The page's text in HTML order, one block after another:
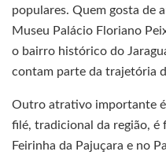
populares. Quem gosta de
Museu Palácio Floriano
o bairro histórico do
contam parte da trajetória
Outro atrativo importante
filé, tradicional da região, é
Feirinha da Pajuçara e no